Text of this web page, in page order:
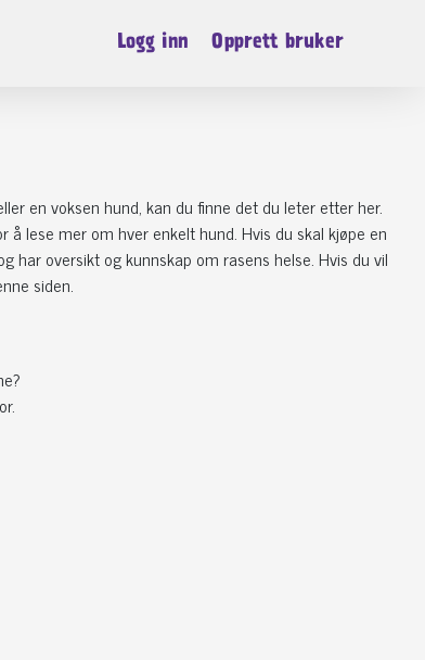
Logg inn Opprett bruker
en voksen hund, kan du finne det du leter etter her.
lese mer om hver enkelt hund. Hvis du skal kjøpe en
har oversikt og kunnskap om rasens helse. Hvis du vil
siden.